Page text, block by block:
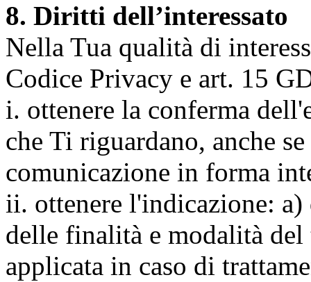
8. Diritti dell’interessato
Nella Tua qualità di
Codice Privacy e art. 15
i. ottenere la conferma
che Ti riguardano, anche
comunicazione in forma
ii. ottenere l'indicazione:
delle finalità e modalità
applicata in caso di